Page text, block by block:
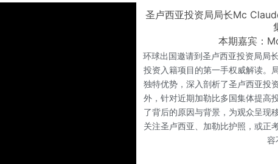
对话圣卢西亚移民局局长：探
嘉宾：Mc
本期《Meeting the Officials》荣
Emmanuel先生，带我们深入解析
籍项目。作为该地区最年轻的项目
先蜜月目的地”的强大旅游品牌，
先生在访谈中详细介绍了项目如何
度解读了加勒比五国通过 OECS
化的长远意义。此外，局长还重
求，旨在让每一位投资者成为圣